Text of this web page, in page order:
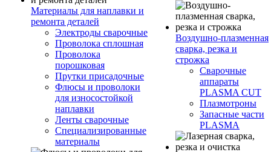
Материалы для наплавки и
ремонта деталей
Электроды сварочные
Проволока сплошная
Проволока
порошковая
Прутки присадочные
Флюсы и проволоки
для износостойкой
наплавки
Ленты сварочные
Специализированные
материалы
Воздушно-плазменная
сварка, резка и
строжка
Сварочные
аппараты
PLASMA CUT
Плазмотроны
Запасные части
PLASMA